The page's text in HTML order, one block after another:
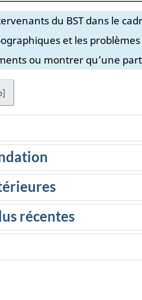
du BST dans le
et les
ou montrer qu’une